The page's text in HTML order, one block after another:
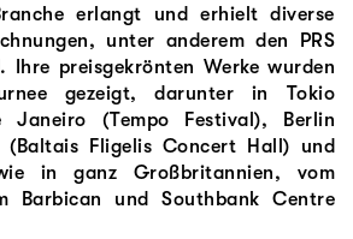
erlangt und erhielt diverse
unter anderem den PRS
Ihre preisgekrönten Werke wurden
gezeigt, darunter in Tokio
Janeiro (Tempo Festival), Berlin
Fligelis Concert Hall) und
in ganz Großbritannien, vom
Barbican und Southbank Centre